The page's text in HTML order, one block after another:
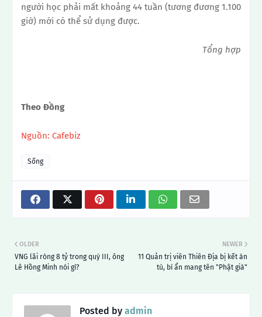
người học phải mất khoảng 44 tuần (tương đương 1.100
giờ) mới có thể sử dụng được.
Tổng hợp
Theo Đồng
Nguồn: Cafebiz
Sống
NEWER
11 Quản trị viên Thiên Địa bị kết án
tù, bí ẩn mang tên "Phật già"
OLDER
VNG lãi ròng 8 tỷ trong quý III, ông
Lê Hồng Minh nói gì?
Posted by admin